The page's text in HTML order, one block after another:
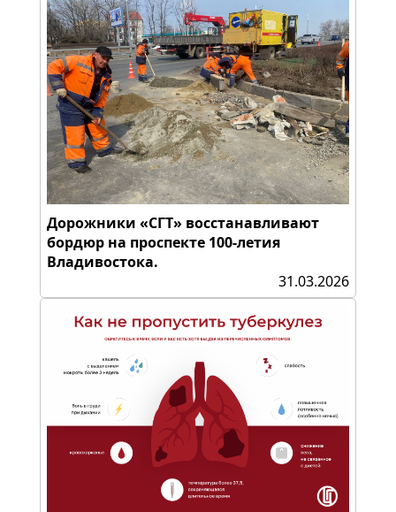
Дорожники «СГТ» восстанавливают
бордюр на проспекте 100-летия
Владивостока.
31.03.2026